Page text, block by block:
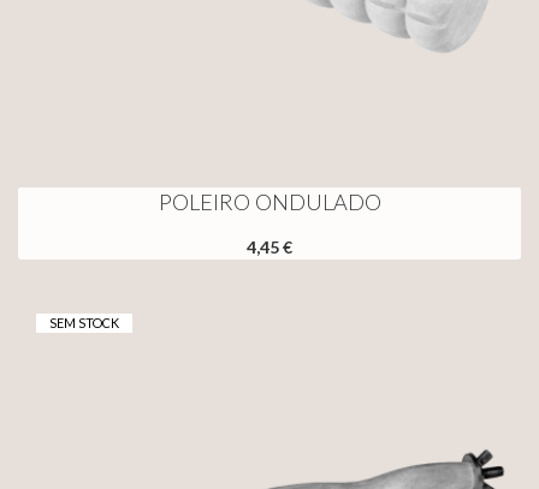
POLEIRO ONDULADO
4,45 €
SEM STOCK